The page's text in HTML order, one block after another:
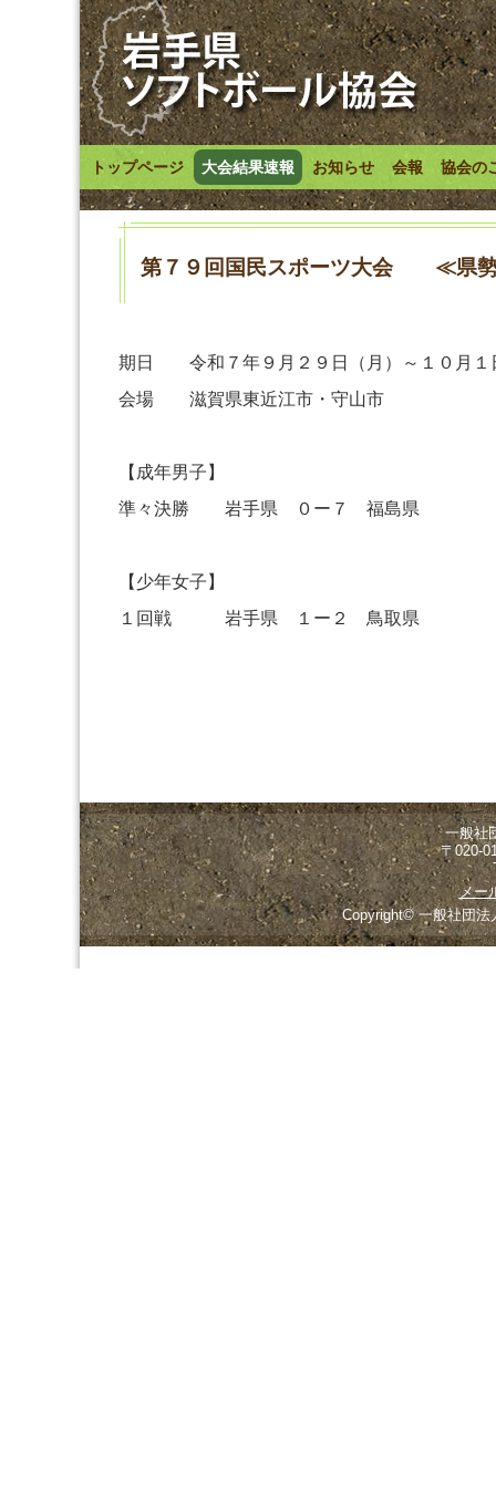
トップページ 大会結果速報 お知らせ 会報 協会の
第７９回国民スポーツ大会 ≪県
期日 令和７年９月２９日（月）～１０月１
会場 滋賀県東近江市・守山市
【成年男子】
準々決勝 岩手県 ０ー７ 福島県
【少年女子】
１回戦 岩手県 １ー２ 鳥取県
一般社
〒020-
メー
Copyright© 一般社団法